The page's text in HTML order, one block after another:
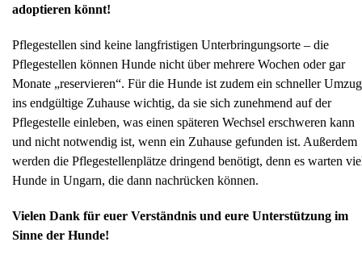
adoptieren könnt!
Pflegestellen sind keine langfristigen Unterbringungsorte – die
Pflegestellen können Hunde nicht über mehrere Wochen oder gar
Monate „reservieren“. Für die Hunde ist zudem ein schneller Umzug
ins endgültige Zuhause wichtig, da sie sich zunehmend auf der
Pflegestelle einleben, was einen späteren Wechsel erschweren kann
und nicht notwendig ist, wenn ein Zuhause gefunden ist. Außerdem
werden die Pflegestellenplätze dringend benötigt, denn es warten
Hunde in Ungarn, die dann nachrücken können.
Vielen Dank für euer Verständnis und eure Unterstützung im
Sinne der Hunde!